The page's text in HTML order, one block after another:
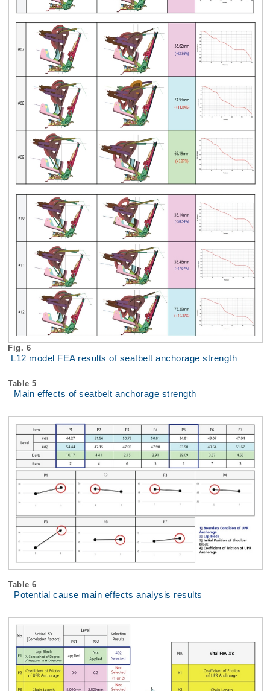
Fig. 6
L12 model FEA results of seatbelt anchorage strength
Table 5
Main effects of seatbelt anchorage strength
Table 6
Potential cause main effects analysis results